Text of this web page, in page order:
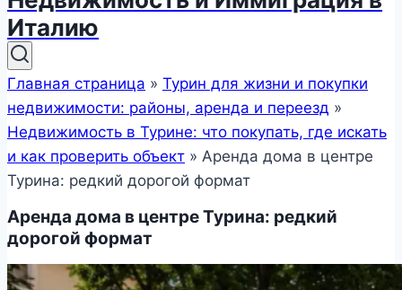
Италию
Главная страница » Турин для жизни и покупки
недвижимости: районы, аренда и переезд »
Недвижимость в Турине: что покупать, где искать
и как проверить объект » Аренда дома в центре
Турина: редкий дорогой формат
Аренда дома в центре Турина: редкий
дорогой формат